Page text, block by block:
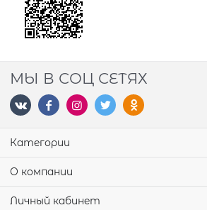
МЫ В СОЦ СЕТЯХ
Категории
О компании
Личный кабинет